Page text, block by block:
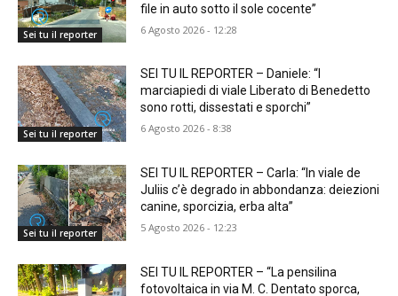
Sei tu il reporter
file in auto sotto il sole cocente”
6 Agosto 2026 - 12:28
Sei tu il reporter
SEI TU IL REPORTER – Daniele: “I
marciapiedi di viale Liberato di Benedetto
sono rotti, dissestati e sporchi”
6 Agosto 2026 - 8:38
Sei tu il reporter
SEI TU IL REPORTER – Carla: “In viale de
Juliis c’è degrado in abbondanza: deiezioni
canine, sporcizia, erba alta”
5 Agosto 2026 - 12:23
SEI TU IL REPORTER – “La pensilina
fotovoltaica in via M. C. Dentato sporca,